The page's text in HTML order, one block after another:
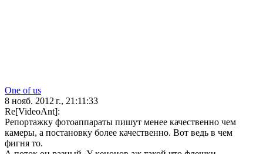
One of us
8 нояб. 2012 г., 21:11:33
Re[VideoAnt]:
Репортажку фотоаппараты пишут менее качественно чем
камеры, а постановку более качественно. Вот ведь в чем
фигня то.